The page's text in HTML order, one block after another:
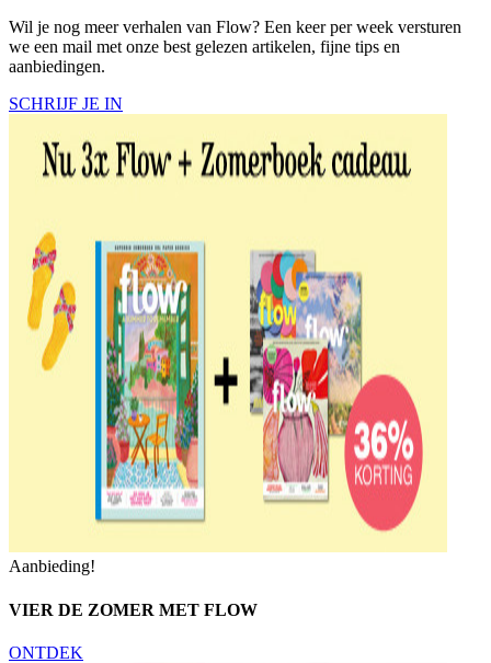
Wil je nog meer verhalen van Flow? Een keer per week versturen
we een mail met onze best gelezen artikelen, fijne tips en
aanbiedingen.
SCHRIJF JE IN
Aanbieding!
VIER DE ZOMER MET FLOW
ONTDEK